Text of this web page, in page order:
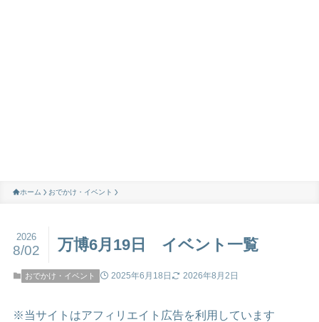
ホーム おでかけ・イベント
万博6月19日 イベント一覧
2026
8/02
おでかけ・イベント 2025年6月18日 2026年8月2日
※当サイトはアフィリエイト広告を利用しています